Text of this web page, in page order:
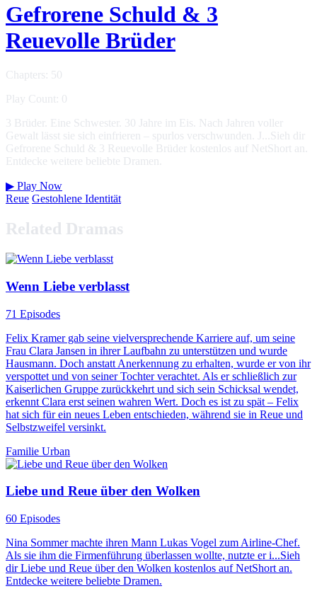
Gefrorene Schuld & 3
Reuevolle Brüder
Chapters: 50
Play Count: 0
3 Brüder. Eine Schwester. 30 Jahre im Eis. Nach Jahren voller
Gewalt lässt sie sich einfrieren – spurlos verschwunden. J...Sieh dir
Gefrorene Schuld & 3 Reuevolle Brüder kostenlos auf NetShort an.
Entdecke weitere beliebte Dramen.
▶ Play Now
Reue Gestohlene Identität
Related Dramas
Wenn Liebe verblasst
71 Episodes
Felix Kramer gab seine vielversprechende Karriere auf, um seine
Frau Clara Jansen in ihrer Laufbahn zu unterstützen und wurde
Hausmann. Doch anstatt Anerkennung zu erhalten, wurde er von ihr
verspottet und von seiner Tochter verachtet. Als er schließlich zur
Kaiserlichen Gruppe zurückkehrt und sich sein Schicksal wendet,
erkennt Clara erst seinen wahren Wert. Doch es ist zu spät – Felix
hat sich für ein neues Leben entschieden, während sie in Reue und
Selbstzweifel versinkt.
Familie Urban
Liebe und Reue über den Wolken
60 Episodes
Nina Sommer machte ihren Mann Lukas Vogel zum Airline-Chef.
Als sie ihm die Firmenführung überlassen wollte, nutzte er i...Sieh
dir Liebe und Reue über den Wolken kostenlos auf NetShort an.
Entdecke weitere beliebte Dramen.